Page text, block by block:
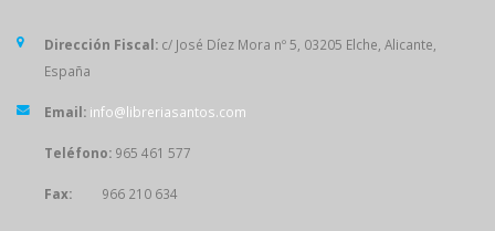
Dirección Fiscal: c/ José Díez Mora nº 5, 03205 Elche, Alicante,
España
Email: info@libreriasantos.com
Teléfono: 965 461 577
Fax: 966 210 634